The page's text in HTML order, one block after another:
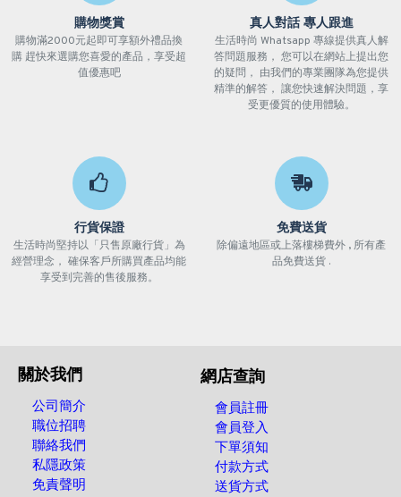
購物獎賞
購物滿2000元起即可享額外禮品換
購 趕快來選購您喜愛的產品，享受超
值優惠吧
真人對話 專人跟進
生活時尚 Whatsapp 專線提供真人解
答問題服務， 您可以在網站上提出您
的疑問， 由我們的專業團隊為您提供
精準的解答， 讓您快速解決問題，享
受更優質的使用體驗。
行貨保證
生活時尚堅持以「只售原廠行貨」為
經營理念， 確保客戶所購買產品均能
享受到完善的售後服務。
免費送貨
除偏遠地區或上落樓梯費外 , 所有產
品免費送貨 .
關於我們
公司簡介
職位招聘
聯絡我們
私隱政策
免責聲明
網店查詢
會員註冊
會員登入
下單須知
付款方式
送貨方式